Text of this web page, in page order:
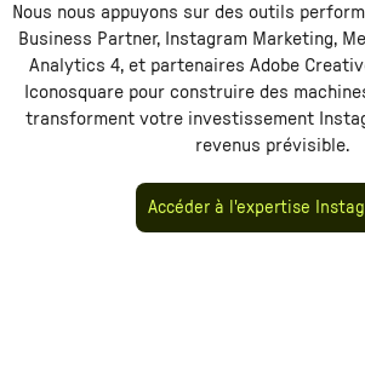
Nous nous appuyons sur des outils
Business Partner, Instagram Marketing,
Analytics 4, et partenaires Adobe
Iconosquarepour construire des
transforment votre investissement
revenus prévisible.
Accéder à l'expertise